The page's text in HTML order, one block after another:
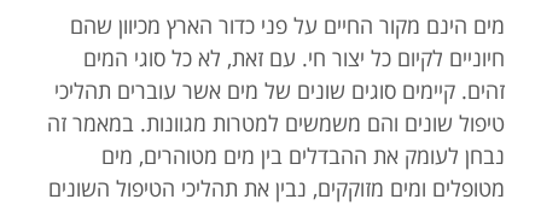
מים הינם מקור החיים על פני כדור הארץ מכיוון שהם
חיוניים לקיום כל יצור חי. עם זאת, לא כל סוגי המים
זהים. קיימים סוגים שונים של מים אשר עוברים תהליכי
טיפול שונים והם משמשים למטרות מגוונות. במאמר זה
נבחן לעומק את ההבדלים בין מים מטוהרים, מים
מטופלים ומים מזוקקים, נבין את תהליכי הטיפול השונים